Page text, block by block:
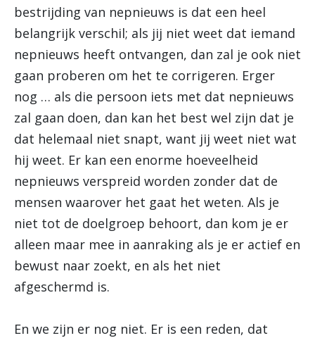
bestrijding van nepnieuws is dat een heel
belangrijk verschil; als jij niet weet dat iemand
nepnieuws heeft ontvangen, dan zal je ook niet
gaan proberen om het te corrigeren. Erger
nog … als die persoon iets met dat nepnieuws
zal gaan doen, dan kan het best wel zijn dat je
dat helemaal niet snapt, want jij weet niet wat
hij weet. Er kan een enorme hoeveelheid
nepnieuws verspreid worden zonder dat de
mensen waarover het gaat het weten. Als je
niet tot de doelgroep behoort, dan kom je er
alleen maar mee in aanraking als je er actief en
bewust naar zoekt, en als het niet
afgeschermd is.
En we zijn er nog niet. Er is een reden, dat